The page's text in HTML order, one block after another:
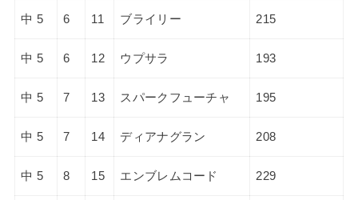
中 5 6 11 ブライリー 215
中 5 6 12 ウプサラ 193
中 5 7 13 スパークフューチャ 195
中 5 7 14 ディアナグラン 208
中 5 8 15 エンブレムコード 229